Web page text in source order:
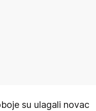
su ulagali novac